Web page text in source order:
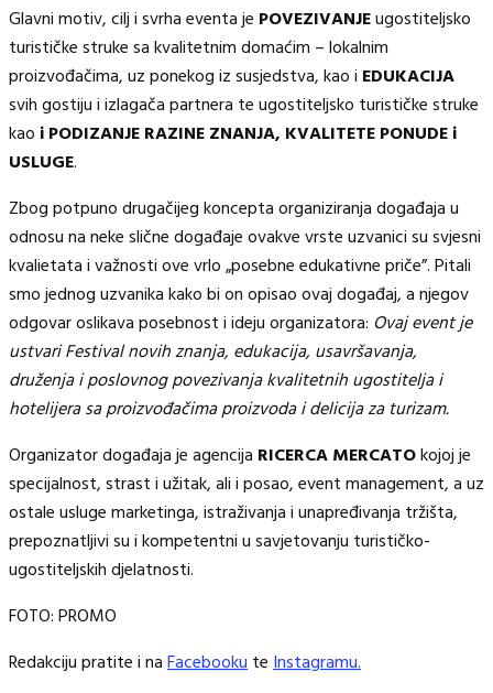
Glavni motiv, cilj i svrha eventa je POVEZIVANJEugostiteljsko
turističke struke sa kvalitetnim domaćim – lokalnim
proizvođačima, uz ponekog iz susjedstva, kao i EDUKACIJA
svih gostiju i izlagača partnera te ugostiteljsko turističke struke
kao i PODIZANJE RAZINE ZNANJA, KVALITETE PONUDE i
USLUGE.
Zbog potpuno drugačijeg koncepta organiziranja događaja u
odnosu na neke slične događaje ovakve vrste uzvanici su svjesni
kvalietata i važnosti ove vrlo „posebne edukativne priče”. Pitali
smo jednog uzvanika kako bi on opisao ovaj događaj, a njegov
odgovar oslikava posebnost i ideju organizatora: Ovaj event je
ustvari Festival novih znanja, edukacija, usavršavanja,
druženja i poslovnog povezivanja kvalitetnih ugostitelja i
hotelijera sa proizvođačima proizvoda i delicija za turizam.
Organizator događaja je agencija RICERCA MERCATOkojoj je
specijalnost, strast i užitak, ali i posao, event management, a uz
ostale usluge marketinga, istraživanja i unapređivanja tržišta,
prepoznatljivi su i kompetentni u savjetovanju turističko-
ugostiteljskih djelatnosti.
FOTO: PROMO
Redakciju pratite i naFacebookuteInstagramu.